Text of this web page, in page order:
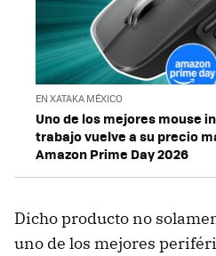
EN XATAKA MÉXICO
Uno de los mejores mouse
trabajo vuelve a su precio
Amazon Prime Day 2026
Dicho producto no
uno de los mejores